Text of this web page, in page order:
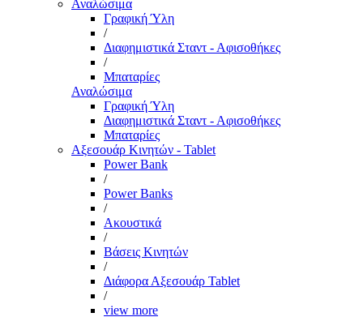
Αναλώσιμα
Γραφική Ύλη
/
Διαφημιστικά Σταντ - Αφισοθήκες
/
Μπαταρίες
Αναλώσιμα
Γραφική Ύλη
Διαφημιστικά Σταντ - Αφισοθήκες
Μπαταρίες
Αξεσουάρ Κινητών - Tablet
Power Bank
/
Power Banks
/
Ακουστικά
/
Βάσεις Κινητών
/
Διάφορα Αξεσουάρ Tablet
/
view more